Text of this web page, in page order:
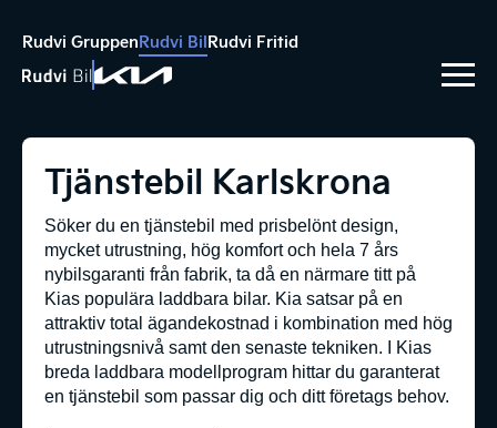
Rudvi GruppenRudvi BilRudvi Fritid
Tjänstebil Karlskrona
Söker du en tjänstebil med prisbelönt design,
mycket utrustning, hög komfort och hela 7 års
nybilsgaranti från fabrik, ta då en närmare titt på
Kias populära laddbara bilar. Kia satsar på en
attraktiv total ägandekostnad i kombination med hög
utrustningsnivå samt den senaste tekniken. I Kias
breda laddbara modellprogram hittar du garanterat
en tjänstebil som passar dig och ditt företags behov.